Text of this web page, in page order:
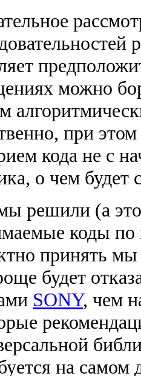
можно
при
кода не с
о чем будет
решили (а это
коды по
принять
будет
SONY, чем
на самом